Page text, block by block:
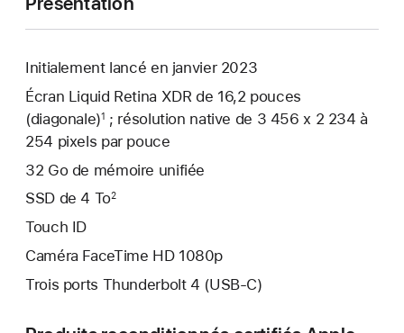
Initialement lancé en janvier 2023
Écran Liquid Retina XDR de 16,2 pouces
(diagonale)1 ; résolution native de 3 456 x 2 234 à
254 pixels par pouce
32 Go de mémoire unifiée
SSD de 4 To2
Touch ID
Caméra FaceTime HD 1080p
Trois ports Thunderbolt 4 (USB-C)